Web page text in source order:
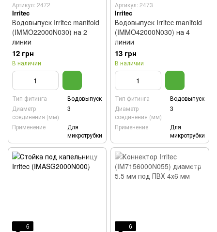
Артикул: 2472
Irritec
Водовыпуск Irritec manifold
(IMMO22000N030) на 2
линии
12 грн
В наличии
Тип фитинга
Водовыпуск
Диаметр
соединения (мм)
3
Применение
Для
микротрубки
Артикул: 2473
Irritec
Водовыпуск Irritec manifold
(IMMO42000N030) на 4
линии
13 грн
В наличии
Тип фитинга
Водовыпуск
Диаметр
соединения (мм)
3
Применение
Для
микротрубки
6
6